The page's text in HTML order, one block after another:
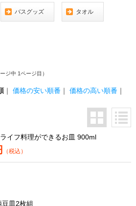
バスグッズ タオル
ジ中 1ページ目）
｜ 価格の安い順番 ｜ 価格の高い順番 ｜
イフ料理ができるお皿 900ml
（税込）
皿2枚組